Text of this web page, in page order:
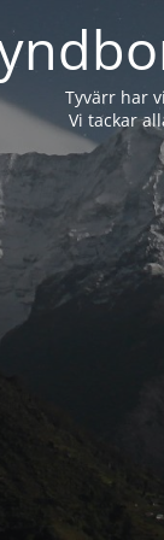
Tyvärr har
Vi tackar